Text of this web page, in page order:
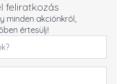
feliratkozás
minden akciónkról,
értesülj!